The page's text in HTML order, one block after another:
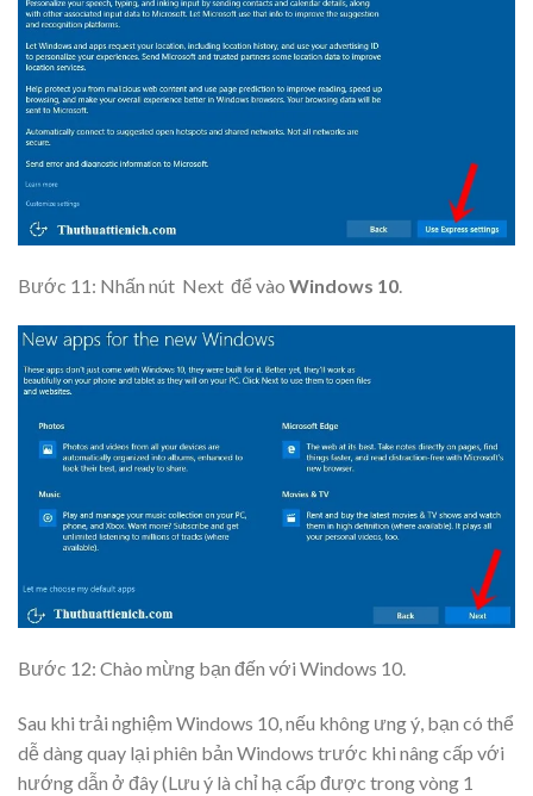
Bước 11: Nhấn nút Next để vào Windows 10.
Bước 12: Chào mừng bạn đến với Windows 10.
Sau khi trải nghiệm Windows 10, nếu không ưng ý, bạn có thể
dễ dàng quay lại phiên bản Windows trước khi nâng cấp với
hướng dẫn ở đây (Lưu ý là chỉ hạ cấp được trong vòng 1